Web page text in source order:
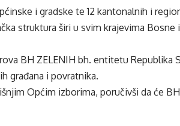
i gradske te 12 kantonalnih i
struktura širi u svim krajevima Bosne i
BH ZELENIH bh. entitetu Republika
građana i povratnika.
Općim izborima, poručivši da će BH